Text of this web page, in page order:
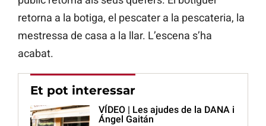
retorna a la botiga, el pescater a la pescateria, la
mestressa de casa a la llar. L’escena s’ha
acabat.
Et pot interessar
VÍDEO | Les ajudes de la DANA i
Ángel Gaitán